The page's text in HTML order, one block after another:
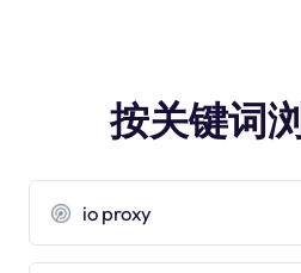
按关键词
io proxy